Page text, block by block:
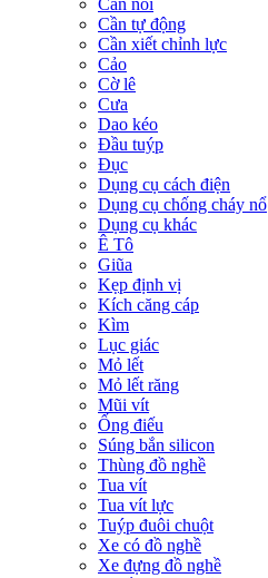
Cần nối
Cần tự động
Cần xiết chỉnh lực
Cảo
Cờ lê
Cưa
Dao kéo
Đầu tuýp
Đục
Dụng cụ cách điện
Dụng cụ chống cháy nổ
Dụng cụ khác
Ê Tô
Giũa
Kẹp định vị
Kích căng cáp
Kìm
Lục giác
Mỏ lết
Mỏ lết răng
Mũi vít
Ống điếu
Súng bắn silicon
Thùng đồ nghề
Tua vít
Tua vít lực
Tuýp đuôi chuột
Xe có đồ nghề
Xe đựng đồ nghề